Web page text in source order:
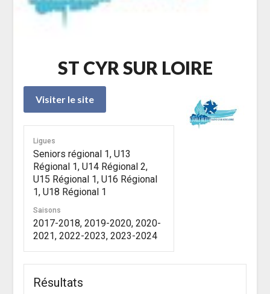
ST CYR SUR LOIRE
Ligues
Seniors régional 1, U13
Régional 1, U14 Régional 2,
U15 Régional 1, U16 Régional
1, U18 Régional 1
Saisons
2017-2018, 2019-2020, 2020-
2021, 2022-2023, 2023-2024
Résultats